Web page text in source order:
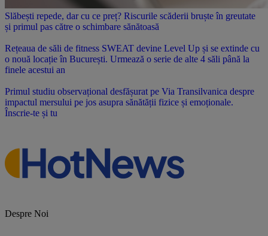
Slăbești repede, dar cu ce preț? Riscurile scăderii bruște în greutate
și primul pas către o schimbare sănătoasă
Rețeaua de săli de fitness SWEAT devine Level Up și se extinde cu
o nouă locație în București. Urmează o serie de alte 4 săli până la
finele acestui an
Primul studiu observațional desfășurat pe Via Transilvanica despre
impactul mersului pe jos asupra sănătății fizice și emoționale.
Înscrie-te și tu
Despre Noi